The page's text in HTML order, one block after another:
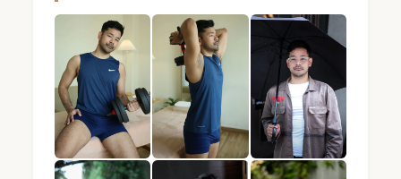
BLUE · 男技师 · Mandel Spa · 曼谷 (照片 1) — 专业
BLUE · 男技师 · Mandel Spa · 曼谷
BLUE · 男技师 ·